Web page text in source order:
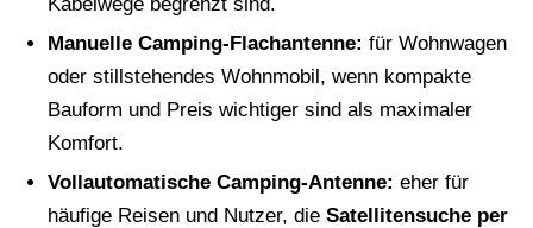
Manuelle Camping-Flachantenne: für Wohnwagen
oder stillstehendes Wohnmobil, wenn kompakte
Bauform und Preis wichtiger sind als maximaler
Komfort.
Vollautomatische Camping-Antenne: eher für
häufige Reisen und Nutzer, die Satellitensuche per